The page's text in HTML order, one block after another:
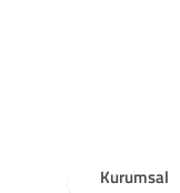
Kurumsal